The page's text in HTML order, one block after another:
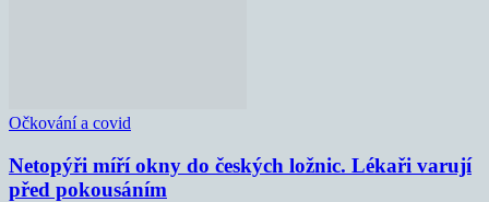
Očkování a covid
Netopýři míří okny do českých ložnic. Lékaři varují
před pokousáním